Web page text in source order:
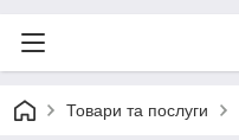
Товари та послуги